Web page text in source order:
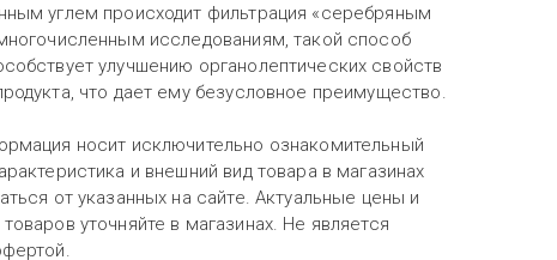
углем происходит фильтрация «серебряным
исследованиям, такой способ
улучшению органолептических свойств
что дает ему безусловное преимущество.
носит исключительно ознакомительный
и внешний вид товара в магазинах
от указанных на сайте. Актуальные цены и
уточняйте в магазинах. Не является